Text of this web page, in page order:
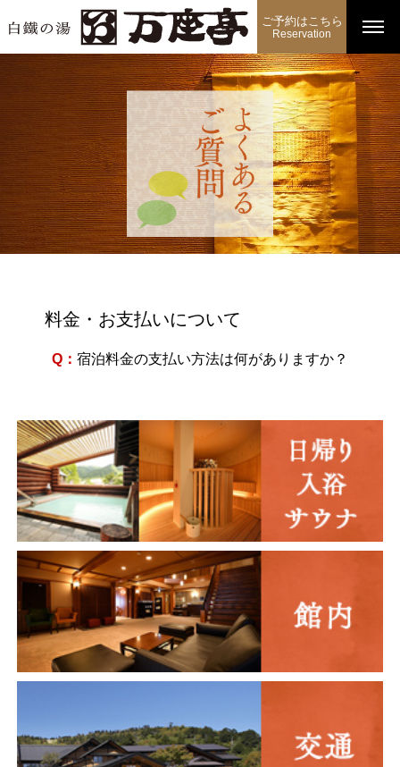
ご予約はこちら
Reservation
料金・お支払いについて
Q： 宿泊料金の支払い方法は何がありますか？